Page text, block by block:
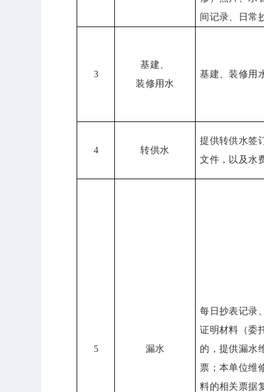
间记录、日常
3
基建、
装修用水
基建、装修用
4 转供水
提供转供水签
文件，以及水
5 漏水
每日抄表记录
证明材料（委
的，提供漏水
票；本单位维
料的相关票据